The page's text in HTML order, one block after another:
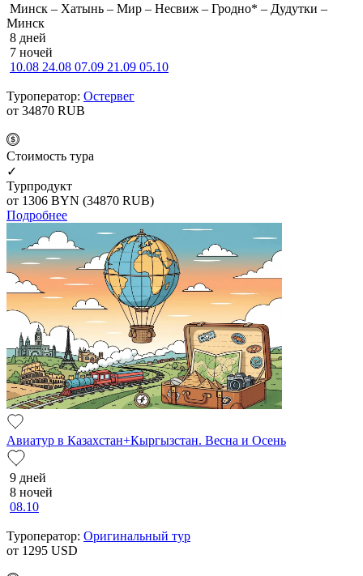
Минск – Хатынь – Мир – Несвиж – Гродно* – Дудутки –
Минск
8 дней
7 ночей
10.08 24.08 07.09 21.09 05.10
Туроператор: Остервег
от 34870 RUB
Cтоимость тура
✓
Турпродукт
от 1306 BYN (34870 RUB)
Подробнее
Авиатур в Казахстан+Кыргызстан. Весна и Осень
9 дней
8 ночей
08.10
Туроператор: Оригинальный тур
от 1295 USD